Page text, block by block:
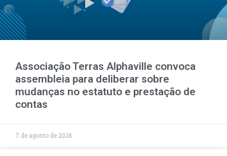
Associação Terras Alphaville convoca
assembleia para deliberar sobre
mudanças no estatuto e prestação de
contas
7 de agosto de 2026